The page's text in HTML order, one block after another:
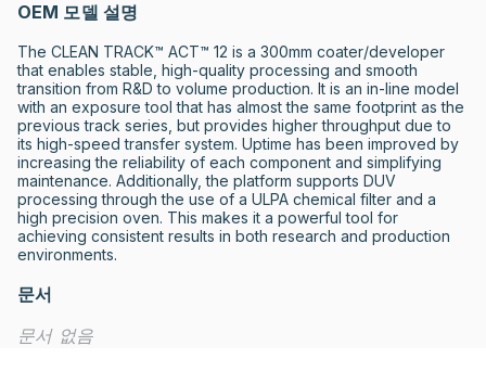
OEM 모델 설명
The CLEAN TRACK™ ACT™ 12 is a 300mm coater/developer
that enables stable, high-quality processing and smooth
transition from R&D to volume production. It is an in-line model
with an exposure tool that has almost the same footprint as the
previous track series, but provides higher throughput due to
its high-speed transfer system. Uptime has been improved by
increasing the reliability of each component and simplifying
maintenance. Additionally, the platform supports DUV
processing through the use of a ULPA chemical filter and a
high precision oven. This makes it a powerful tool for
achieving consistent results in both research and production
environments.
문서
문서 없음